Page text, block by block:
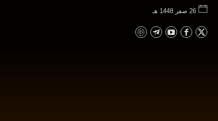
26 صفر 1448 هـ